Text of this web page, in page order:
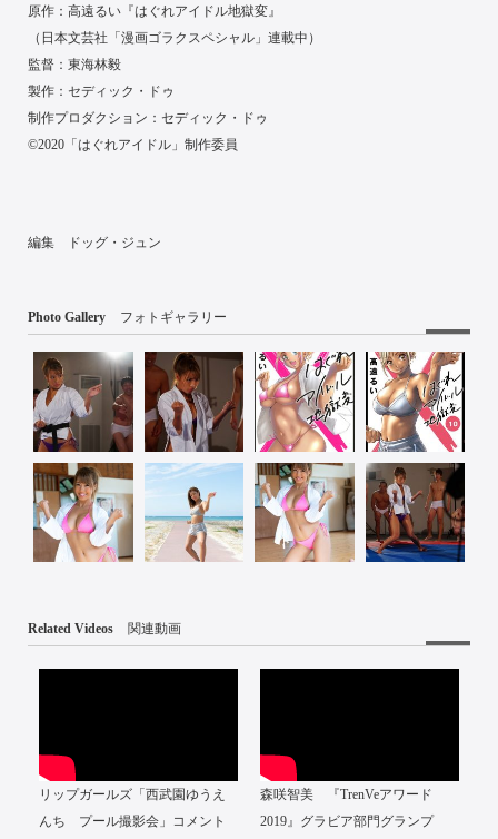
原作：高遠るい『はぐれアイドル地獄変』
（日本文芸社「漫画ゴラクスペシャル」連載中）
監督：東海林毅
製作：セディック・ドゥ
制作プロダクション：セディック・ドゥ
©2020「はぐれアイドル」制作委員
編集 ドッグ・ジュン
Photo Gallery フォトギャラリー
Related Videos 関連動画
リップガールズ「西武園ゆうえ
んち プール撮影会」コメント
森咲智美 『TrenVeアワード
2019』グラビア部門グランプ